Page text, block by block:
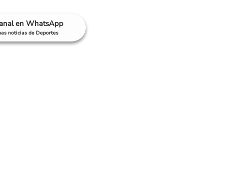
en WhatsApp
noticias de Deportes